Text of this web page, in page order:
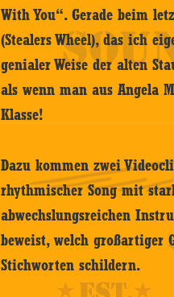
With You“. Gerade beim
(Stealers Wheel), das ich
genialer Weise der alten
als wenn man aus Angela
Klasse!
Dazu kommen zwei
rhythmischer Song mit
abwechslungsreichen
beweist, welch
Stichworten schildern.